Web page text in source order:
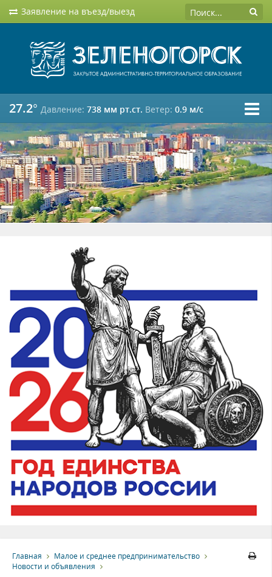
Заявление на въезд/выезд
27.2° Давление: 738 мм рт.ст. Ветер: 0.9 м/c
Главная
Малое и среднее предпринимательство
Новости и объявления